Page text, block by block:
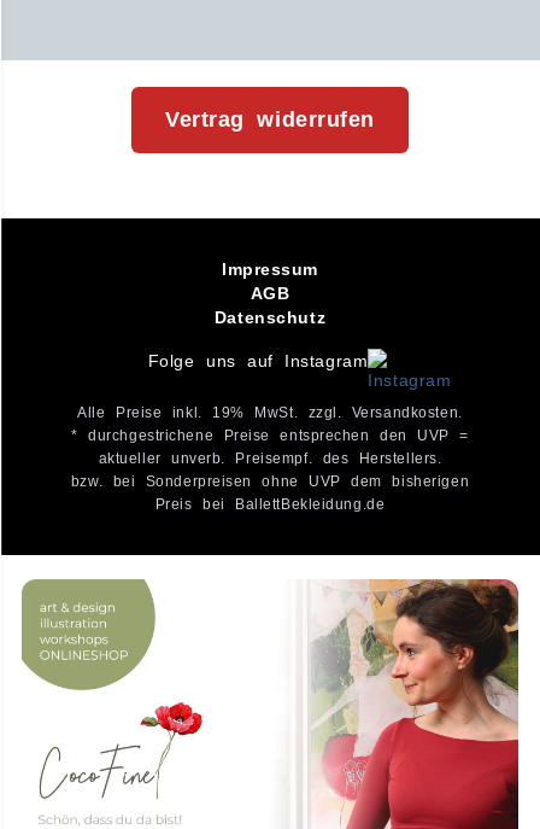
Vertrag widerrufen
Impressum
AGB
Datenschutz
Folge uns auf Instagram
Alle Preise inkl. 19% MwSt. zzgl. Versandkosten.
* durchgestrichene Preise entsprechen den UVP =
aktueller unverb. Preisempf. des Herstellers.
bzw. bei Sonderpreisen ohne UVP dem bisherigen
Preis bei BallettBekleidung.de